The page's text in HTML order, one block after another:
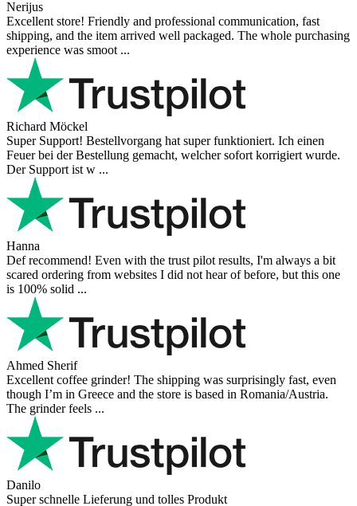
Punteggio:
Scrivi una recensione
Recensioni dei nostri clienti
4.9
Andres
I bought a cafelat robot, the delivery was really fast and the products
were in great conditions. I will be buying again. The shipping to
Switzerland ...
Mihaylovich
perfect all product,company,delivery, thanks recomended
Nerijus
Excellent store! Friendly and professional communication, fast
shipping, and the item arrived well packaged. The whole purchasing
experience was smoot ...